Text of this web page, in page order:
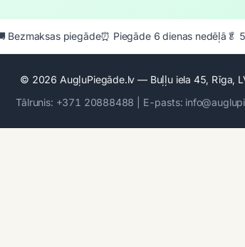
Bezmaksas piegāde⏰ Piegāde 6 dienas nedēļā 🥬
© 2026 AugļuPiegāde.lv — Buļļu iela 45, Rīga,
Tālrunis: +371 20888488 | E-pasts: